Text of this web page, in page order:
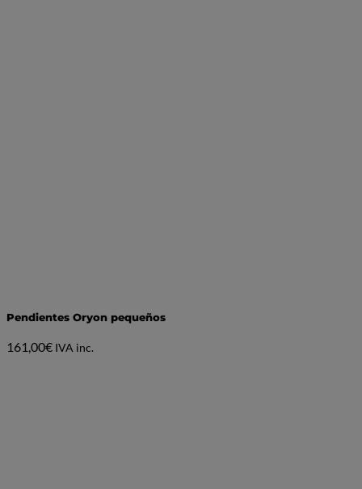
Pendientes Oryon pequeños
161,00€ IVA inc.